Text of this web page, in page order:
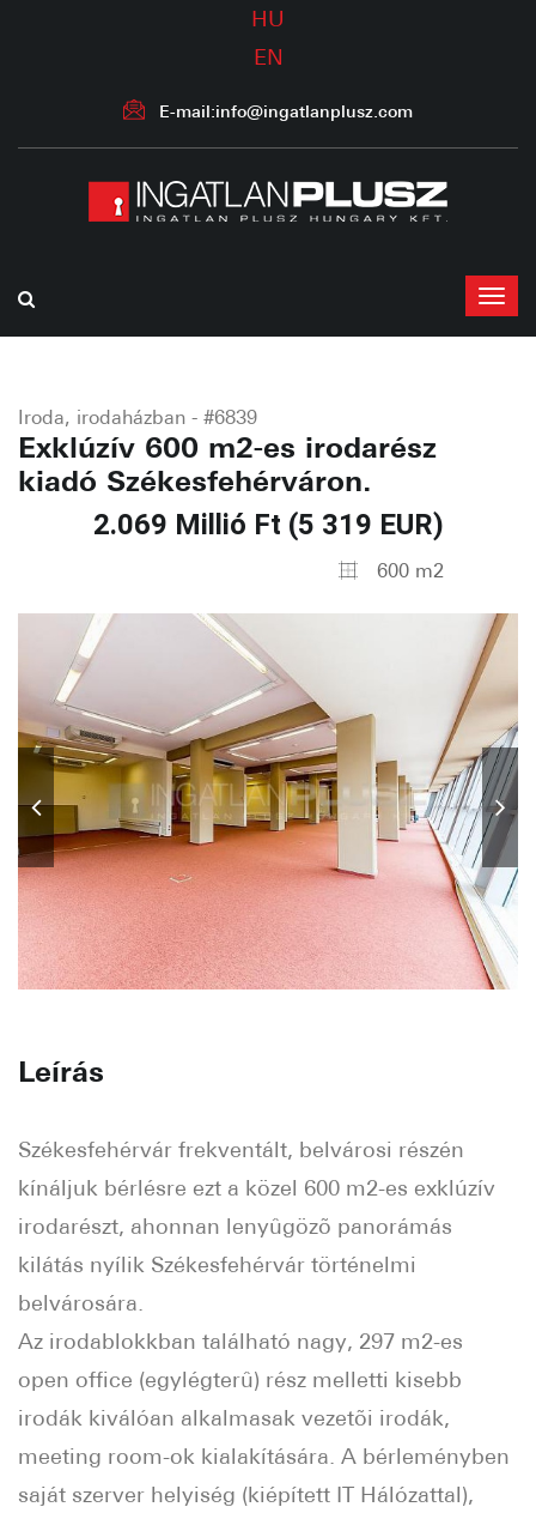
HU
EN
E-mail:info@ingatlanplusz.com
Iroda, irodaházban - #6839
Exklúzív 600 m2-es irodarész
kiadó Székesfehérváron.
2.069 Millió Ft (5 319 EUR)
600 m2
Leírás
Székesfehérvár frekventált, belvárosi részén
kínáljuk bérlésre ezt a közel 600 m2-es exklúzív
irodarészt, ahonnan lenyûgözõ panorámás
kilátás nyílik Székesfehérvár történelmi
belvárosára.
Az irodablokkban található nagy, 297 m2-es
open office (egylégterû) rész melletti kisebb
irodák kiválóan alkalmasak vezetõi irodák,
meeting room-ok kialakítására. A bérleményben
saját szerver helyiség (kiépített IT Hálózattal),